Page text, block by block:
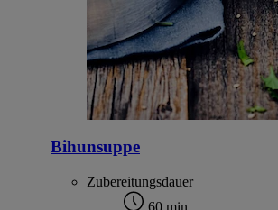
Bihunsuppe
Zubereitungsdauer
60 min.